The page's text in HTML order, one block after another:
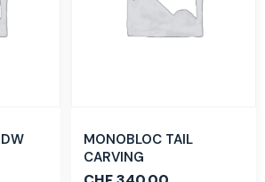
MONOBLOC TAIL
CARVING